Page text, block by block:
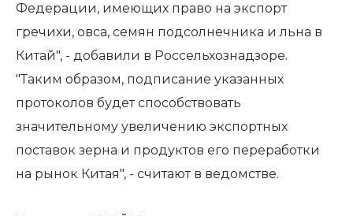
Федерации, имеющих право на экспорт
гречихи, овса, семян подсолнечника и льна в
Китай", - добавили в Россельхознадзоре.
"Таким образом, подписание указанных
протоколов будет способствовать
значительному увеличению экспортных
поставок зерна и продуктов его переработки
на рынок Китая", - считают в ведомстве.